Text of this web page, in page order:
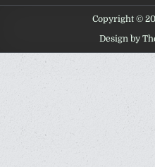
Copyright ©
Design by